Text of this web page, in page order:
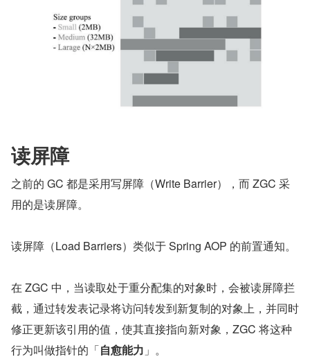
读屏障
之前的 GC 都是采用写屏障（Write Barrier），而 ZGC 采
用的是读屏障。
读屏障（Load Barriers）类似于 Spring AOP 的前置通知。
在 ZGC 中，当读取处于重分配集的对象时，会被读屏障拦
截，通过转发表记录将访问转发到新复制的对象上，并同时
修正更新该引用的值，使其直接指向新对象，ZGC 将这种
行为叫做指针的「自愈能力 」。